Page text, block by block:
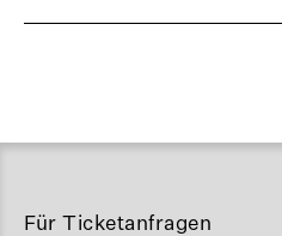
Für Ticketanfragen